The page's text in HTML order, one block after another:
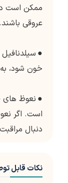
ممکن است
عروقی باشند.
●
خون شود،
● نعوظ های
است. اگر
دنبال
نکات قابل